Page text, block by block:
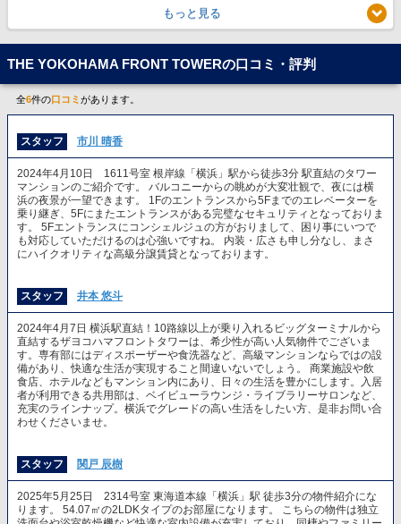
もっと見る
THE YOKOHAMA FRONT TOWERの口コミ・評判
全6件の口コミ があります。
スタッフ 市川 晴香
2024年4月10日 1611号室 根岸線「横浜」駅から徒歩3分 駅直結のタワー
マンションのご紹介です。 バルコニーからの眺めが大変壮観で、夜には横
浜の夜景が一望できます。 1Fのエントランスから5Fまでのエレベーターを
乗り継ぎ、5Fにまたエントランスがある完璧なセキュリティとなっておりま
す。 5Fエントランスにコンシェルジュの方がおりまして、困り事にいつで
も対応していただけるのは心強いですね。 内装・広さも申し分なし、まさ
にハイクオリティな高級分譲賃貸となっております。
スタッフ 井本 悠斗
2024年4月7日 横浜駅直結！10路線以上が乗り入れるビッグターミナルから
直結するザヨコハマフロントタワーは、希少性が高い人気物件でございま
す。専有部にはディスポーザーや食洗器など、高級マンションならではの設
備があり、快適な生活が実現すること間違いないでしょう。 商業施設や飲
食店、ホテルなどもマンション内にあり、日々の生活を豊かにします。入居
者が利用できる共用部は、ベイビューラウンジ・ライブラリーサロンなど、
充実のラインナップ。横浜でグレードの高い生活をしたい方、是非お問い合
わせくださいませ。
スタッフ 関戸 辰樹
2025年5月25日 2314号室 東海道本線「横浜」駅 徒歩3分の物件紹介にな
ります。 54.07㎡の2LDKタイプのお部屋になります。 こちらの物件は独立